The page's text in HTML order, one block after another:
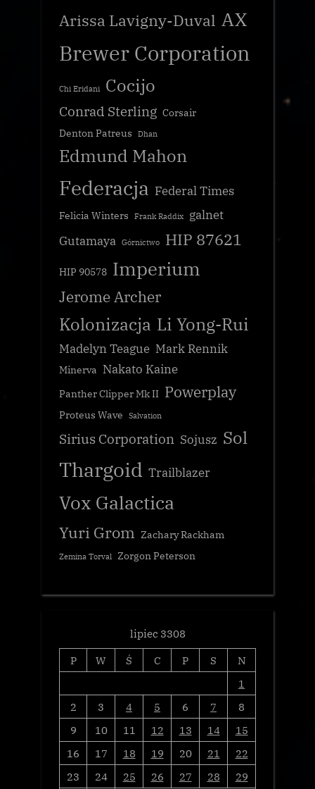
Arissa Lavigny-Duval AX
Brewer Corporation
Chi Eridani Cocijo
Conrad Sterling Corsair
Denton Patreus
Dhan
Edmund Mahon
Federacja Federal Times
Felicia Winters Frank Raddix
galnet
Gutamaya Górnictwo HIP 87621
HIP 90578 Imperium
Jerome Archer
Kolonizacja Li Yong-Rui
Madelyn Teague Mark Rennik
Minerva Nakato Kaine
Panther Clipper Mk II Powerplay
Proteus Wave Salvation
Sirius Corporation Sojusz Sol
Thargoid Trailblazer
Vox Galactica
Yuri Grom Zachary Rackham
Zemina Torval Zorgon Peterson
lipiec 3308
P
W Ś C P S
N
1
2
3 4 5 6 7
8
9
10 11 12 13 14
15
16
17 18 19 20 21
22
23
24 25 26 27 28 29